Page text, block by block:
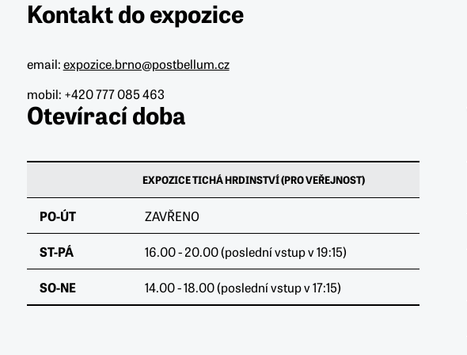
Kontakt do expozice
email:expozice.brno@postbellum.cz
mobil: +420 777 085 463
Otevírací doba
EXPOZICE TICHÁ HRDINSTVÍ (PRO VEŘEJNOST)
PO-ÚT ZAVŘENO
ST-PÁ 16.00 - 20.00 (poslední vstup v 19:15)
SO-NE 14.00 - 18.00 (poslední vstup v 17:15)